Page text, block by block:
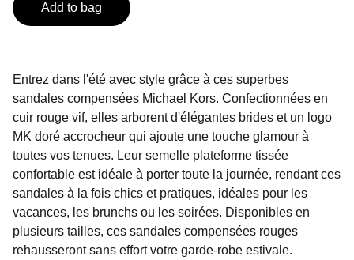
Add to bag
Entrez dans l'été avec style grâce à ces superbes
sandales compensées Michael Kors. Confectionnées en
cuir rouge vif, elles arborent d'élégantes brides et un logo
MK doré accrocheur qui ajoute une touche glamour à
toutes vos tenues. Leur semelle plateforme tissée
confortable est idéale à porter toute la journée, rendant ces
sandales à la fois chics et pratiques, idéales pour les
vacances, les brunchs ou les soirées. Disponibles en
plusieurs tailles, ces sandales compensées rouges
rehausseront sans effort votre garde-robe estivale.